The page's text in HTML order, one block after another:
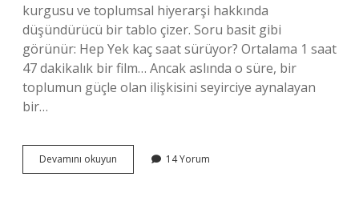
kurgusu ve toplumsal hiyerarşi hakkında
düşündürücü bir tablo çizer. Soru basit gibi
görünür: Hep Yek kaç saat sürüyor? Ortalama 1 saat
47 dakikalık bir film… Ancak aslında o süre, bir
toplumun güçle olan ilişkisini seyirciye aynalayan
bir…
Devamını okuyun
Yek
14 Yorum